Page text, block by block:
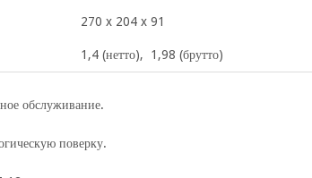
270 x 204 x 91
1,4 (нетто), 1,98 (брутто)
обслуживание.
поверку.